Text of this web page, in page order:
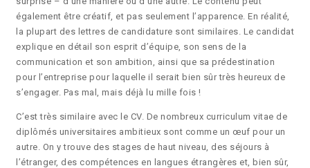
également être créatif, et pas seulement l’apparence. En réalité,
la plupart des lettres de candidature sont similaires. Le candidat
explique en détail son esprit d’équipe, son sens de la
communication et son ambition, ainsi que sa prédestination
pour l’entreprise pour laquelle il serait bien sûr très heureux de
s’engager. Pas mal, mais déjà lu mille fois !
C’est très similaire avec le CV. De nombreux curriculum vitae de
diplômés universitaires ambitieux sont comme un œuf pour un
autre. On y trouve des stages de haut niveau, des séjours à
l’étranger, des compétences en langues étrangères et, bien sûr,